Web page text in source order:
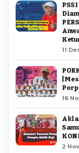
11
|
16
2